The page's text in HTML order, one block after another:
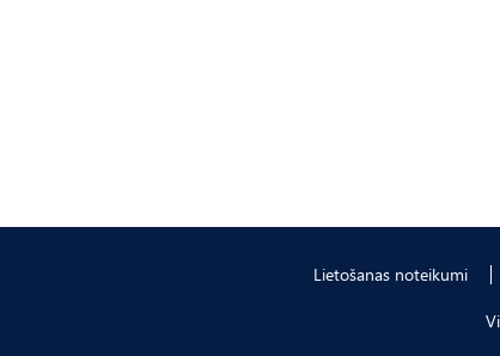
Lietošanas noteikumi